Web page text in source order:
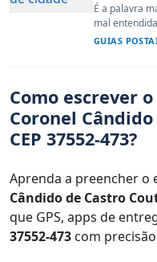
É a palavra
mal
GUIAS
Como escrever
Coronel
CEP 37552-473?
Aprenda a preencher o
Cândido de Castro
que GPS, apps de
37552-473 com